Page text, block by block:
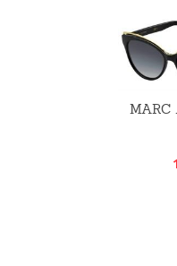
MARC